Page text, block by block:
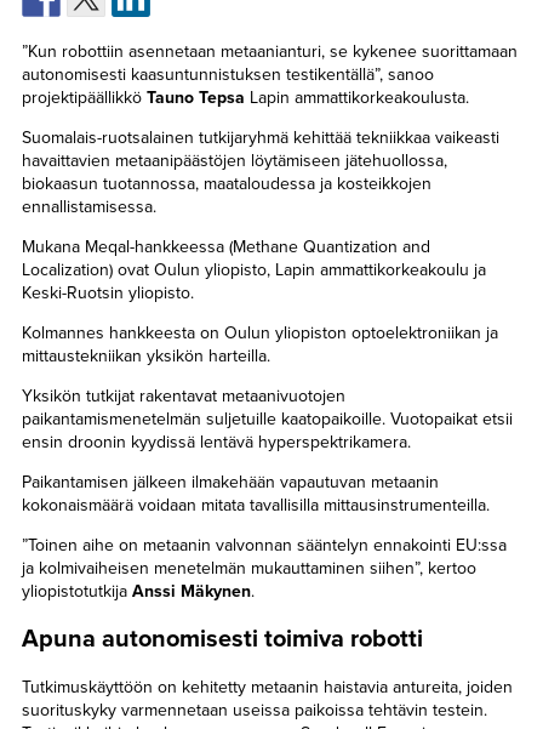
”Kun robottiin asennetaan metaanianturi, se kykenee suorittamaan
autonomisesti kaasuntunnistuksen testikentällä”, sanoo
projektipäällikkö Tauno Tepsa Lapin ammattikorkeakoulusta.
Suomalais-ruotsalainen tutkijaryhmä kehittää tekniikkaa vaikeasti
havaittavien metaanipäästöjen löytämiseen jätehuollossa,
biokaasun tuotannossa, maataloudessa ja kosteikkojen
ennallistamisessa.
Mukana Meqal-hankkeessa (Methane Quantization and
Localization) ovat Oulun yliopisto, Lapin ammattikorkeakoulu ja
Keski-Ruotsin yliopisto.
Kolmannes hankkeesta on Oulun yliopiston optoelektroniikan ja
mittaustekniikan yksikön harteilla.
Yksikön tutkijat rakentavat metaanivuotojen
paikantamismenetelmän suljetuille kaatopaikoille. Vuotopaikat etsii
ensin droonin kyydissä lentävä hyperspektrikamera.
Paikantamisen jälkeen ilmakehään vapautuvan metaanin
kokonaismäärä voidaan mitata tavallisilla mittausinstrumenteilla.
”Toinen aihe on metaanin valvonnan sääntelyn ennakointi EU:ssa
ja kolmivaiheisen menetelmän mukauttaminen siihen”, kertoo
yliopistotutkija Anssi Mäkynen.
Apuna autonomisesti toimiva robotti
Tutkimuskäyttöön on kehitetty metaanin haistavia antureita, joiden
suorituskyky varmennetaan useissa paikoissa tehtävin testein.